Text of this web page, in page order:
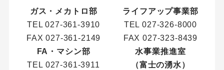
ガス・メカトロ部
TEL027-361-3910
FAX 027-361-2149
ライフアップ事業部
TEL027-326-8000
FAX 027-323-8439
FA・マシン部
TEL 027-361-3911
水事業推進室
（富士の湧水）